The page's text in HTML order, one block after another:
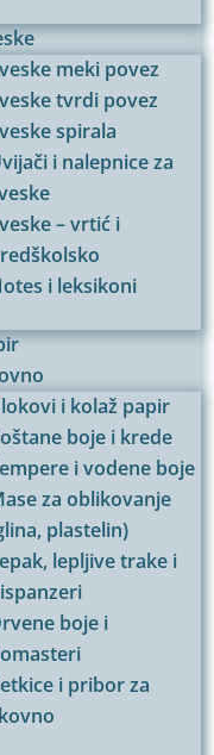
meki povez
tvrdi povez
spirala
i nalepnice za
– vrtić i
i leksikoni
i kolaž papir
boje i krede
i vodene boje
za oblikovanje
plastelin)
lepljive trake i
boje i
i pribor za